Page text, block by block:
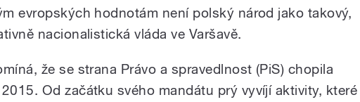
evropských hodnotám není polský národ jako takový,
nacionalistická vláda ve Varšavě.
že se strana Právo a spravedlnost (PiS) chopila
Od začátku svého mandátu prý vyvíjí aktivity, které